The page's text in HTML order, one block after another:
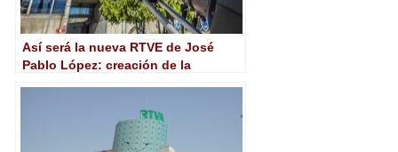
Así será la nueva RTVE de José
Pablo López: creación de la
nuevo canal cultural…